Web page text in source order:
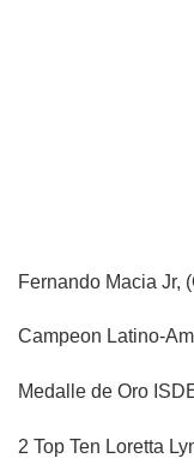
Fernando Macia Jr,
Campeon Latino-
Medalle de Oro
2 Top Ten Loretta